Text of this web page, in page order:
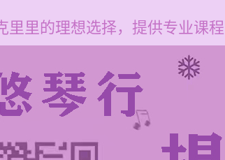
里的理想选择，提供专业课